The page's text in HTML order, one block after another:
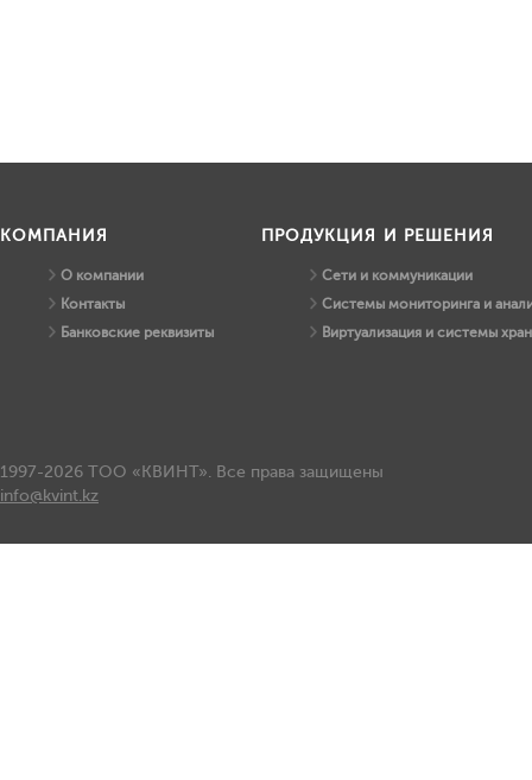
КОМПАНИЯ
О компании
Контакты
Банковские реквизиты
ПРОДУКЦИЯ И РЕШЕНИЯ
Сети и коммуникации
Системы мониторинга и
Виртуализация и системы
1997-2026 ТОО «КВИНТ». Все права защищены
info@kvint.kz